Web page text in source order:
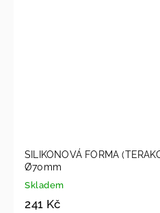
SILIKONOVÁ FORMA
Ø70mm
Skladem
241 Kč